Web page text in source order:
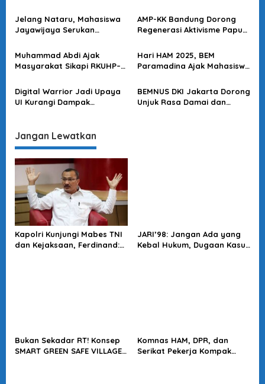
o
s
Jakarta Aman
Jelang Nataru, Mahasiswa
Jayawijaya Serukan
Papua
AMP-KK Bandung Dorong
Regenerasi Aktivisme Papua
Muhammad Abdi Ajak
Masyarakat Sikapi RKUHP–
Hukum
Hari HAM 2025, BEM
Paramadina Ajak Mahasiswa
Damai
Digital Warrior Jadi Upaya
UI Kurangi Dampak
BEMNUS DKI Jakarta Dorong
Unjuk Rasa Damai dan
Jangan Lewatkan
Kapolri Kunjungi Mabes TNI
dan Kejaksaan, Ferdinand:
JARI’98: Jangan Ada yang
Kebal Hukum, Dugaan Kasus
Bukan Sekadar RT! Konsep
SMART GREEN SAFE VILLAGE
Komnas HAM, DPR, dan
Serikat Pekerja Kompak